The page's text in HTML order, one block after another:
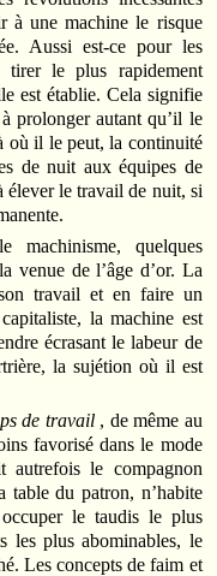
à une machine le risque
Aussi est-ce pour les
tirer le plus rapidement
est établie. Cela signifie
prolonger autant qu’il le
où il le peut, la continuité
de nuit aux équipes de
élever le travail de nuit, si
quelques
venue de l’âge d’or. La
travail et en faire un
la machine est
écrasant le labeur de
la sujétion où il est
de travail, de même au
favorisé dans le mode
autrefois le compagnon
table du patron, n’habite
le taudis le plus
les plus abominables, le
Les concepts de faim et